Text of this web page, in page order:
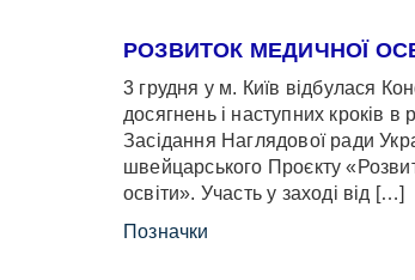
РОЗВИТОК МЕДИЧНОЇ
3 грудня у м. Київ відбулася
досягнень і наступних кроків в
Засідання Наглядової ради
швейцарського Проєкту
освіти». Участь у заході від […]
Позначки